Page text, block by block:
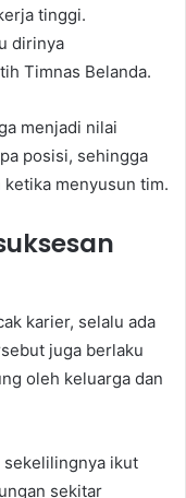
tinggi.
dirinya
Timnas Belanda.
menjadi nilai
posisi, sehingga
menyusun tim.
karier, selalu ada
juga berlaku
oleh keluarga dan
sekelilingnya ikut
sekitar